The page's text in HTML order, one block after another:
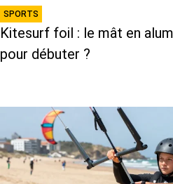
SPORTS
Kitesurf foil : le mât en
pour débuter ?